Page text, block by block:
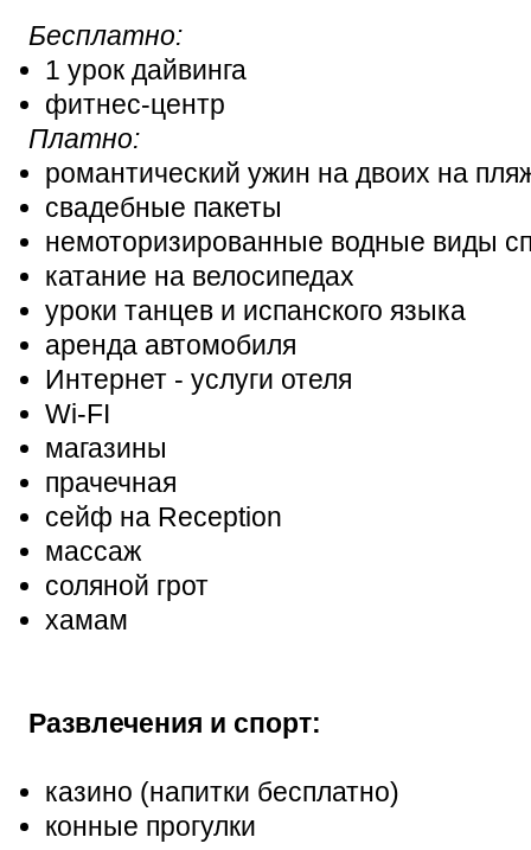
Бесплатно:
1 урок дайвинга
фитнес-центр
Платно:
романтический ужин на двоих на
свадебные пакеты
немоторизированные водные виды
катание на велосипедах
уроки танцев и испанского языка
аренда автомобиля
Интернет - услуги отеля
Wi-FI
магазины
прачечная
сейф на Reception
массаж
соляной грот
хамам
Развлечения и спорт:
казино (напитки бесплатно)
конные прогулки